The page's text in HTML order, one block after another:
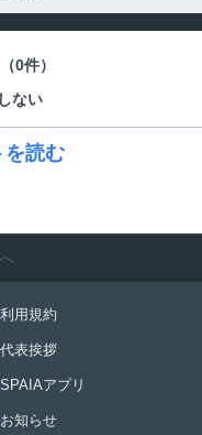
（0件）
ない
を読む
利用規約
代表挨拶
SPAIAアプリ
お知らせ